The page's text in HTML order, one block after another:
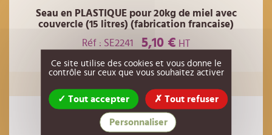
Seau en PLASTIQUE pour 20kg de miel avec
couvercle (15 litres) (fabrication francaise)
Réf : SE2241
5,10 € HT
AJOUTER AU PANIER
Ce site utilise des cookies et vous donne le
contrôle sur ceux que vous souhaitez activer
Tout accepter Tout refuser
Personnaliser